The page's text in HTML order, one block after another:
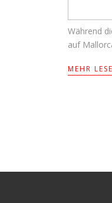
Während
auf
MEHR